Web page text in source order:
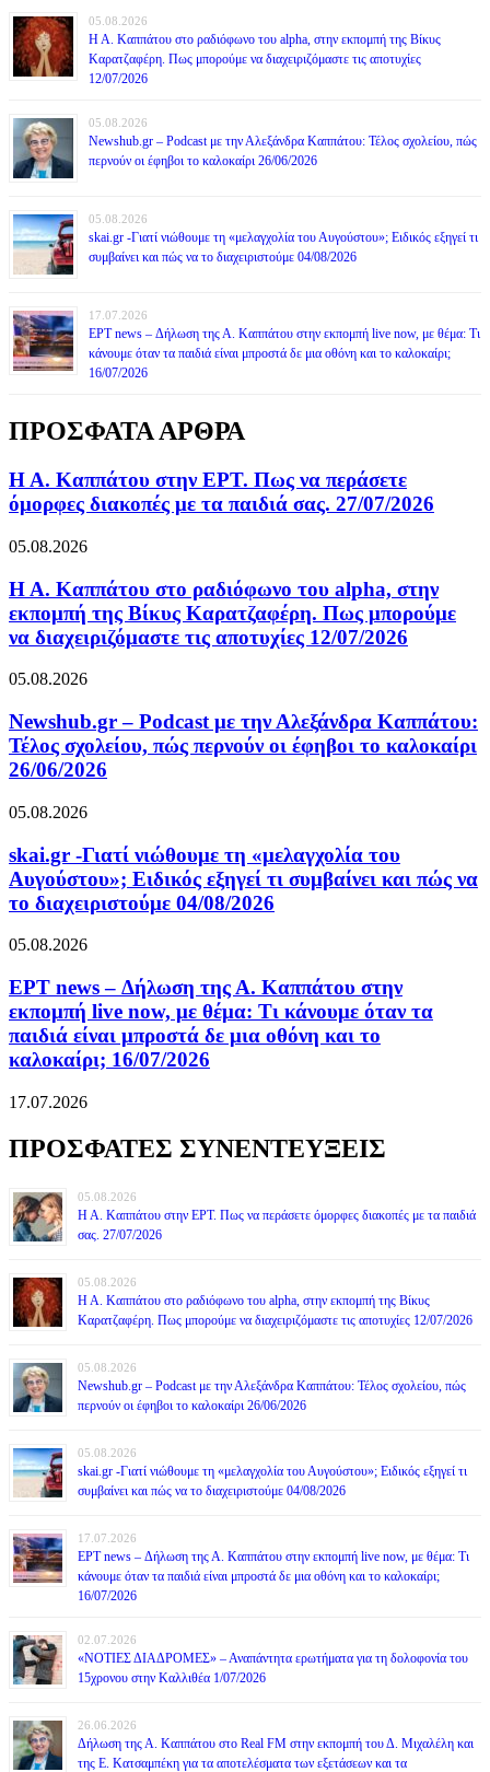
05.08.2026
Η Α. Καππάτου στο ραδιόφωνο του alpha, στην εκπομπή της Βίκυς
Καρατζαφέρη. Πως μπορούμε να διαχειριζόμαστε τις αποτυχίες
12/07/2026
05.08.2026
Newshub.gr – Podcast με την Αλεξάνδρα Καππάτου: Τέλος σχολείου, πώς
περνούν οι έφηβοι το καλοκαίρι 26/06/2026
05.08.2026
skai.gr -Γιατί νιώθουμε τη «μελαγχολία του Αυγούστου»; Ειδικός εξηγεί τι
συμβαίνει και πώς να το διαχειριστούμε 04/08/2026
17.07.2026
ΕΡΤ news – Δήλωση της Α. Καππάτου στην εκπομπή live now, με θέμα: Τι
κάνουμε όταν τα παιδιά είναι μπροστά δε μια οθόνη και το καλοκαίρι;
16/07/2026
ΠΡΟΣΦΑΤΑ ΑΡΘΡΑ
Η Α. Καππάτου στην ΕΡΤ. Πως να περάσετε
όμορφες διακοπές με τα παιδιά σας. 27/07/2026
05.08.2026
Η Α. Καππάτου στο ραδιόφωνο του alpha, στην
εκπομπή της Βίκυς Καρατζαφέρη. Πως μπορούμε
να διαχειριζόμαστε τις αποτυχίες 12/07/2026
05.08.2026
Newshub.gr – Podcast με την Αλεξάνδρα Καππάτου:
Τέλος σχολείου, πώς περνούν οι έφηβοι το καλοκαίρι
26/06/2026
05.08.2026
skai.gr -Γιατί νιώθουμε τη «μελαγχολία του
Αυγούστου»; Ειδικός εξηγεί τι συμβαίνει και πώς να
το διαχειριστούμε 04/08/2026
05.08.2026
ΕΡΤ news – Δήλωση της Α. Καππάτου στην
εκπομπή live now, με θέμα: Τι κάνουμε όταν τα
παιδιά είναι μπροστά δε μια οθόνη και το
καλοκαίρι; 16/07/2026
17.07.2026
ΠΡΟΣΦΑΤΕΣ ΣΥΝΕΝΤΕΥΞΕΙΣ
05.08.2026
Η Α. Καππάτου στην ΕΡΤ. Πως να περάσετε όμορφες διακοπές με τα παιδιά
σας. 27/07/2026
05.08.2026
Η Α. Καππάτου στο ραδιόφωνο του alpha, στην εκπομπή της Βίκυς
Καρατζαφέρη. Πως μπορούμε να διαχειριζόμαστε τις αποτυχίες 12/07/2026
05.08.2026
Newshub.gr – Podcast με την Αλεξάνδρα Καππάτου: Τέλος σχολείου, πώς
περνούν οι έφηβοι το καλοκαίρι 26/06/2026
05.08.2026
skai.gr -Γιατί νιώθουμε τη «μελαγχολία του Αυγούστου»; Ειδικός εξηγεί τι
συμβαίνει και πώς να το διαχειριστούμε 04/08/2026
17.07.2026
ΕΡΤ news – Δήλωση της Α. Καππάτου στην εκπομπή live now, με θέμα: Τι
κάνουμε όταν τα παιδιά είναι μπροστά δε μια οθόνη και το καλοκαίρι;
16/07/2026
02.07.2026
«ΝΟΤΙΕΣ ΔΙΑΔΡΟΜΕΣ» – Αναπάντητα ερωτήματα για τη δολοφονία του
15χρονου στην Καλλιθέα 1/07/2026
26.06.2026
Δήλωση της Α. Καππάτου στο Real FM στην εκπομπή του Δ. Μιχαλέλη και
της Ε. Κατσαμπέκη για τα αποτελέσματα των εξετάσεων και τα